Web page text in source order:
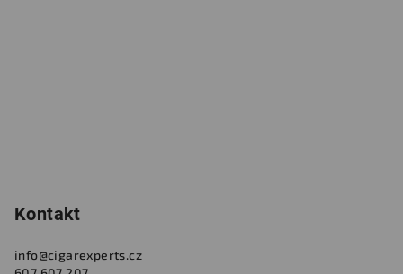
Kontakt
info@cigarexperts.cz